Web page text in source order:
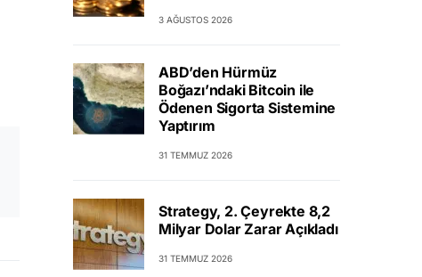
3 AĞUSTOS 2026
ABD’den Hürmüz
Boğazı’ndaki Bitcoin ile
Ödenen Sigorta Sistemine
Yaptırım
31 TEMMUZ 2026
Strategy, 2. Çeyrekte 8,2
Milyar Dolar Zarar Açıkladı
31 TEMMUZ 2026